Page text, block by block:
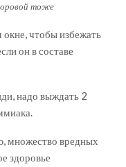
тоже
чтобы избежать
он в составе
надо выждать 2
множество вредных
здоровье